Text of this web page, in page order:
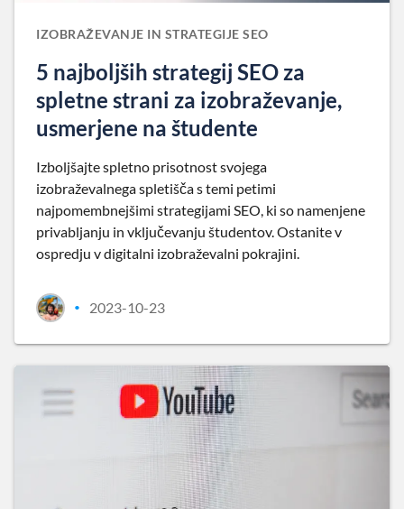
IZOBRAŽEVANJE IN STRATEGIJE SEO
5 najboljših strategij SEO za
spletne strani za izobraževanje,
usmerjene na študente
Izboljšajte spletno prisotnost svojega
izobraževalnega spletišča s temi petimi
najpomembnejšimi strategijami SEO, ki so namenjene
privabljanju in vključevanju študentov. Ostanite v
ospredju v digitalni izobraževalni pokrajini.
• 2023-10-23